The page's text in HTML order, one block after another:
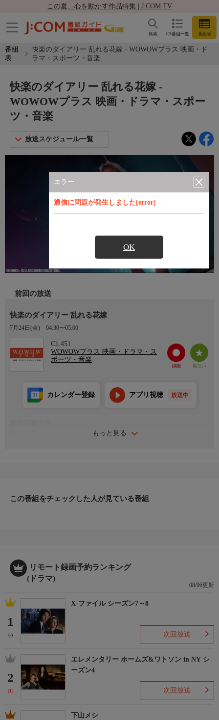
この夏、心を動かす作品特集 | J:COM TV
CS番組一覧 番組表
検索
番組
表
快楽のダイアリー 乱れる花嫁 - WOWOWプラス 映画・ド
ラマ・スポーツ・音楽
エラー
通信に問題が発生しました[error]
OK
快楽のダイアリー 乱れる花嫁 -
WOWOWプラス 映画・ドラマ・スポー
ツ・音楽
放送スケジュール一覧
前回の放送
快楽のダイアリー 乱れる花嫁
7月24日(金) 04:30〜05:00
Ch.451
WOWOWプラス 映画・ドラマ・ス
ポーツ・音楽
もっと見る
カレンダー登録 アプリ視聴 放送中
結婚を数日後に控えたマシューとマギー。マギーは彼が結婚後に
ンスを踊りだす。さらにレズプレイも披露して…。
この番組をチェックした人が見ている番組
リモート録画予約ランキング
(ドラマ)
08/06更新
1
(-)
X-ファイル シーズン7～8
次回放送
2
(1)
エレメンタリー ホームズ&ワトソン in NY シ
ーズン4
次回放送
下山メシ